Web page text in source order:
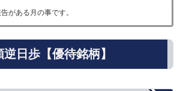
がある月の事です。
日歩【優待銘柄】